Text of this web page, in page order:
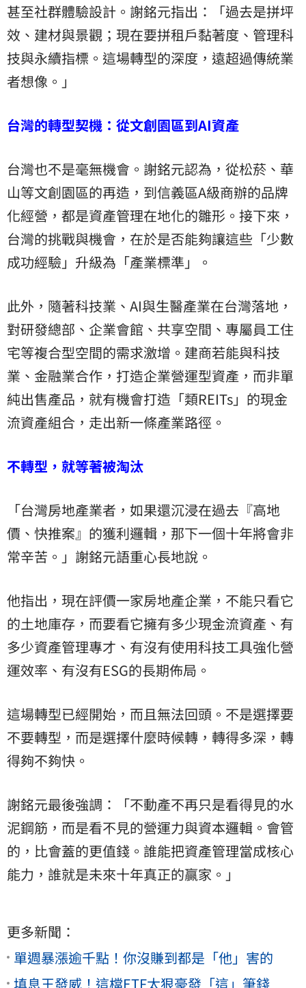
甚至社群體驗設計。謝銘元指出：「過去是拼坪
效、建材與景觀；現在要拼租戶黏著度、管理科
技與永續指標。這場轉型的深度，遠超過傳統業
者想像。」
台灣的轉型契機：從文創園區到AI資產
台灣也不是毫無機會。謝銘元認為，從松菸、華
山等文創園區的再造，到信義區A級商辦的品牌
化經營，都是資產管理在地化的雛形。接下來，
台灣的挑戰與機會，在於是否能夠讓這些「少數
成功經驗」升級為「產業標準」。
此外，隨著科技業、AI與生醫產業在台灣落地，
對研發總部、企業會館、共享空間、專屬員工住
宅等複合型空間的需求激增。建商若能與科技
業、金融業合作，打造企業營運型資產，而非單
純出售產品，就有機會打造「類REITs」的現金
流資產組合，走出新一條產業路徑。
不轉型，就等著被淘汰
「台灣房地產業者，如果還沉浸在過去『高地
價、快推案』的獲利邏輯，那下一個十年將會非
常辛苦。」謝銘元語重心長地說。
他指出，現在評價一家房地產企業，不能只看它
的土地庫存，而要看它擁有多少現金流資產、有
多少資產管理專才、有沒有使用科技工具強化營
運效率、有沒有ESG的長期佈局。
這場轉型已經開始，而且無法回頭。不是選擇要
不要轉型，而是選擇什麼時候轉，轉得多深，轉
得夠不夠快。
謝銘元最後強調：「不動產不再只是看得見的水
泥鋼筋，而是看不見的營運力與資本邏輯。會管
的，比會蓋的更值錢。誰能把資產管理當成核心
能力，誰就是未來十年真正的贏家。」
更多新聞：
單週暴漲逾千點！你沒賺到都是「他」害的
填息王發威！這檔ETF太狠豪發「這」筆錢